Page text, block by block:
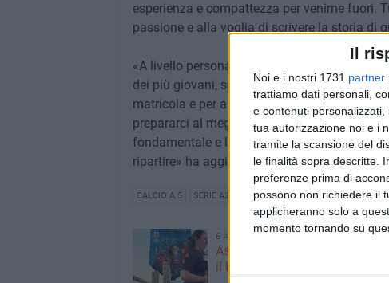
Il
Noi e i nostri 1731 partner
trattiamo dati personali,
e contenuti
tua autorizzazione noi e i
tramite la scansione del
le finalità sopra descritte.
preferenze prima di
possono non richiedere il
applicheranno solo a
momento tornando su
esperienza e compattezza per venirne fuori.
passione e alla voglia di scrivere la storia di
«A livello personale cercherò di mettere la
dei più giovani, sempre con umiltà, spirito di
matricola e per alcuni sarà una nuova
prepararci al meglio per l'inizio della
fondamentale e lo affronteremo con
ripartire» ha aggiunto e concluso il laterale.
CALCIO A 5 SERIE A2 DIAZ BISCEGLIE
6 AGOSTO 2026
Aspettando il Palio della
il Fantapalio